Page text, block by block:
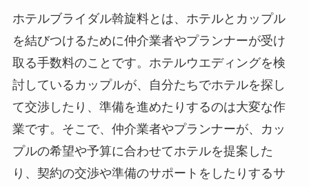
ホテルブライダル斡旋料とは、 ホテルとカップル
を結びつけるために仲介業者やプランナーが受け
取る手数料のことです。ホテルウエディングを検
討しているカップルが、自分たちでホテルを探し
て交渉したり、準備を進めたりするのは大変な作
業です。そこで、 仲介業者やプランナーが、カッ
プルの希望や予算に合わせてホテルを提案した
り、契約の交渉や準備のサポートをしたりするサ